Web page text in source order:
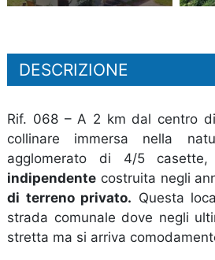
DESCRIZIONE
Rif. 068 – A 2 km dal centro
collinare immersa nella
agglomerato di 4/5 casette,
indipendente costruita negli
di terreno privato. Questa
strada comunale dove negli
stretta ma si arriva